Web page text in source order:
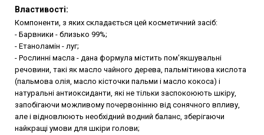
Властивості:
Компоненти, з яких складається цей косметичний засіб:
- Барвники - близько 99%;
- Етаноламін - луг;
- Рослинні масла - дана формула містить пом'якшувальні
речовини, такі як масло чайного дерева, пальмітинова кислота
(пальмова олія, масло кісточки пальми і масло кокоса) і
натуральні антиоксиданти, які не тільки заспокоюють шкіру,
запобігаючи можливому почервонінню від сонячного впливу,
але і відновлюють необхідний водний баланс, зберігаючи
найкращі умови для шкіри голови;